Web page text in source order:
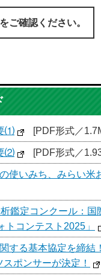
ご確認ください。
⑴ [PDF形式／
⑵ [PDF形式／
使いみち、みらい
鑑定コンクール：
コンテスト2025」
する基本協定を締
ポンサーが決定！